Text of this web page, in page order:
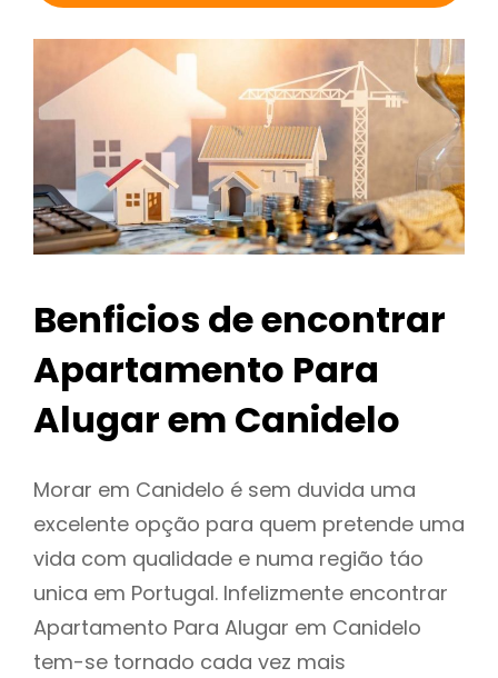
Benficios de encontrar
Apartamento Para
Alugar em Canidelo
Morar em Canidelo é sem duvida uma
excelente opção para quem pretende uma
vida com qualidade e numa região táo
unica em Portugal. Infelizmente encontrar
Apartamento Para Alugar em Canidelo
tem-se tornado cada vez mais